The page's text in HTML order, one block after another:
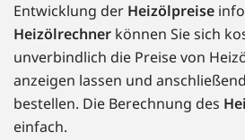
Entwicklung der Heizölpreise
Heizölrechner können Sie sich
unverbindlich die Preise von
anzeigen lassen und
bestellen. Die Berechnung des
einfach.